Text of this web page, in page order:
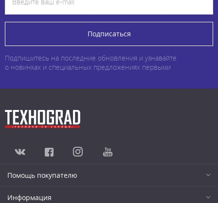
Подписаться
Подпишитесь на последние обновления и узнавайте
о новинках и специальных предложениях первыми
Помощь покупателю
Информация